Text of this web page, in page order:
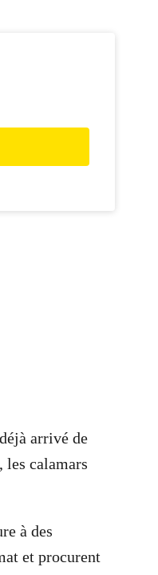
arrivé de
les calamars
à des
et procurent